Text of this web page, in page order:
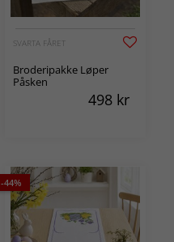
SVARTA FÅRET
Broderipakke Løper
Påsken
498 kr
-44%